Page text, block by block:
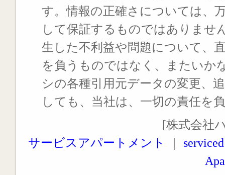
す。情報の正確さについては、
して保証するものではありませ
生した不利益や問題について、
を負うものではなく、またいか
シの各種引用元データの変更、
しても、当社は、一切の責任を
[株式会社
サービスアパートメント